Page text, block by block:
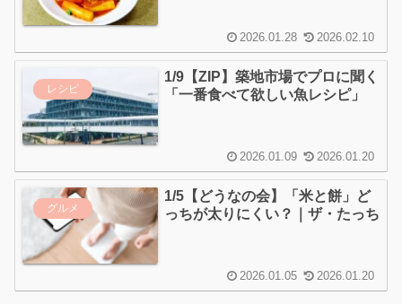
2026.01.28 2026.02.10
レシピ
1/9【ZIP】築地市場でプロに聞く
「一番食べて欲しい魚レシピ」
2026.01.09 2026.01.20
グルメ
1/5【どうなの会】「米と餅」ど
っちが太りにくい？｜ザ・たっち
2026.01.05 2026.01.20